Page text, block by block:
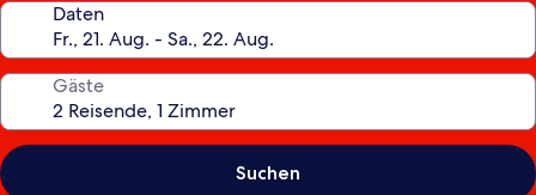
Daten
Gäste
Suchen